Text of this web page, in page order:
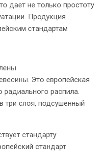
дает не только простоту
Продукция
стандартам
Это европейская
распила.
три слоя, подсушенный
стандарту
стандарт